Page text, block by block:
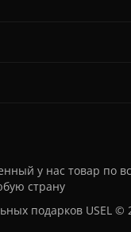
у нас товар по
страну
подарков USEL ©